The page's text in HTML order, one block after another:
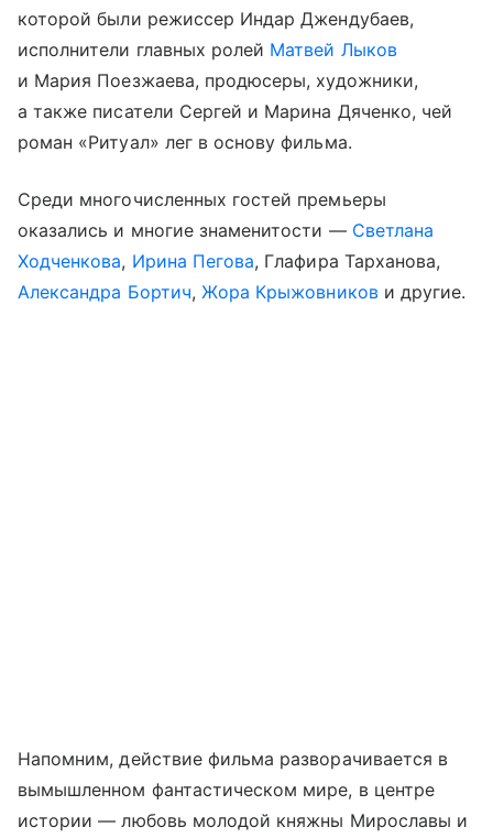
которой были режиссер Индар Джендубаев,
исполнители главных ролей Матвей Лыков
и Мария Поезжаева, продюсеры, художники,
а также писатели Сергей и Марина Дяченко, чей
роман «Ритуал» лег в основу фильма.
Среди многочисленных гостей премьеры
оказались и многие знаменитости — Светлана
Ходченкова, Ирина Пегова, Глафира Тарханова,
Александра Бортич, Жора Крыжовникови другие.
Напомним, действие фильма разворачивается в
вымышленном фантастическом мире, в центре
истории — любовь молодой княжны Мирославы и